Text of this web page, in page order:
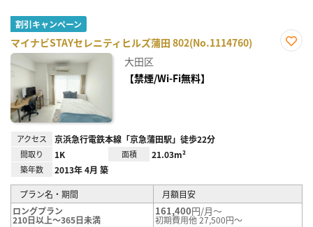
割引キャンペーン
マイナビSTAYセレニティヒルズ蒲田 802(No.1114760)
大田区
【禁煙/Wi-Fi無料】
アクセス 京浜急行電鉄本線「京急蒲田駅」徒歩22分
間取り 1K 面積 21.03m²
築年数 2013年 4月 築
プラン名・期間
月額目安
ロングプラン
210日以上～365日未満
161,400円/月～
初期費用他 27,500円～